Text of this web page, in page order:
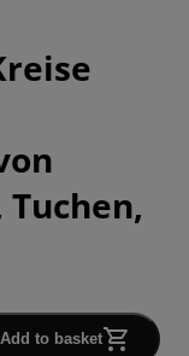
Add to basket